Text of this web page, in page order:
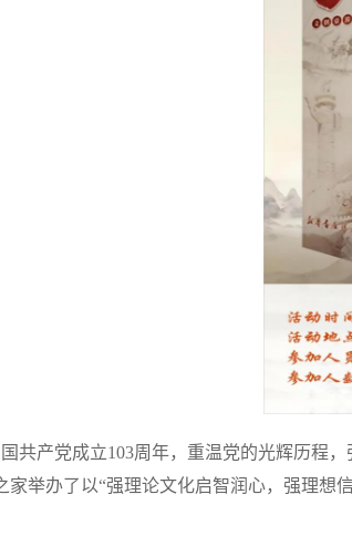
共产党成立103周年，重温党的光辉历程
家举办了以“强理论文化启智润心，强理想